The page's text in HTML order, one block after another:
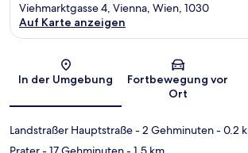
Karte
Viehmarktgasse 4, Vienna, Wien, 1030
Auf Karte anzeigen
In der Umgebung
Fortbewegung vor
Ort
Landstraßer Hauptstraße- 2 Gehminuten- 0.2